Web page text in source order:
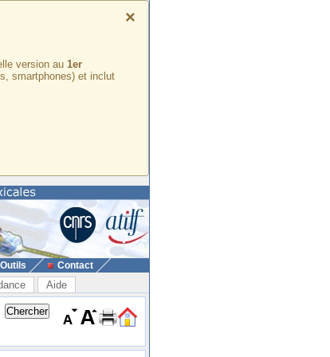
×
version au 1er
smartphones) et inclut
Outils Contact
Aide